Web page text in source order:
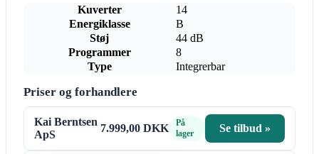
Kuverter
14
Energiklasse
B
Støj
44 dB
Programmer
8
Type
Integrerbar
Priser og forhandlere
Kai Berntsen
ApS
7.999,00 DKK
På
lager
Se tilbud »